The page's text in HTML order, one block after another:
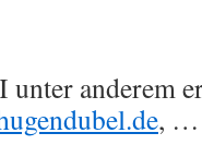
unter anderem
, …